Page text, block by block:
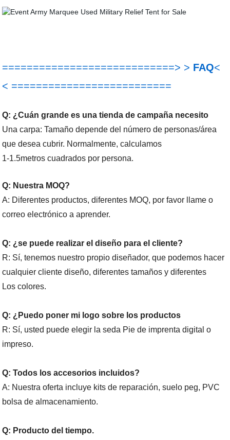
============================> > FAQ<
< ==========================
Q: ¿Cuán grande es una tienda de campaña necesito
Una carpa: Tamaño depende del número de personas/área
que desea cubrir. Normalmente, calculamos
1-1.5metros cuadrados por persona.
Q: Nuestra MOQ?
A: Diferentes productos, diferentes MOQ, por favor llame o
correo electrónico a aprender.
Q: ¿se puede realizar el diseño para el cliente?
R: Sí, tenemos nuestro propio diseñador, que podemos hacer
cualquier cliente diseño, diferentes tamaños y diferentes
Los colores.
Q: ¿Puedo poner mi logo sobre los productos
R: Sí, usted puede elegir la seda Pie de imprenta digital o
impreso.
Q: Todos los accesorios incluidos?
A: Nuestra oferta incluye kits de reparación, suelo peg, PVC
bolsa de almacenamiento.
Q: Producto del tiempo.